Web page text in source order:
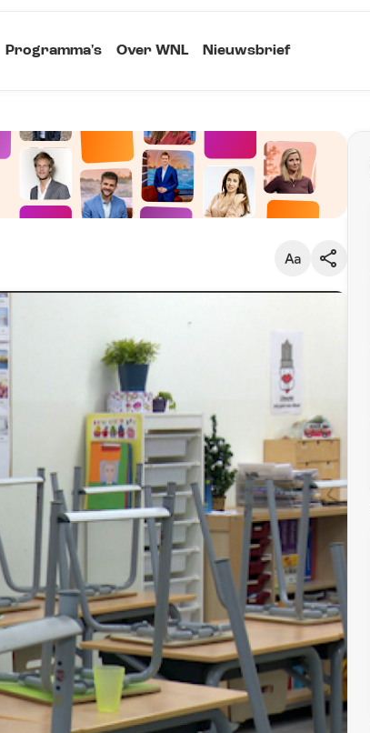
Programma's Over WNL Nieuwsbrief
Standaard
Kopieer link